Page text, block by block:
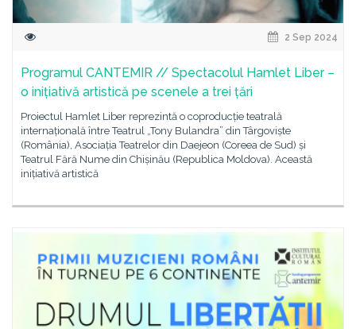
2 Sep 2024
Programul CANTEMIR // Spectacolul Hamlet Liber –
o inițiativă artistică pe scenele a trei țări
Proiectul Hamlet Liber reprezintă o coproducție teatrală
internațională între Teatrul „Tony Bulandra” din Târgoviște
(România), Asociația Teatrelor din Daejeon (Coreea de Sud) și
Teatrul Fără Nume din Chișinău (Republica Moldova). Această
inițiativă artistică